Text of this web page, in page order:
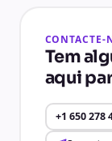
CONTACTE-
Tem
aqui
+1 650 278